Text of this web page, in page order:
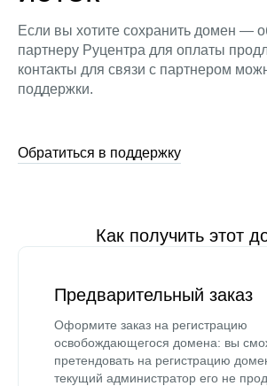
Если вы хотите сохранить домен —
партнеру Руцентра для оплаты
контакты для связи с партнером
поддержки.
Обратиться в поддержку
Как получить этот
Предварительный заказ
Оформите заказ на регистрацию
освобождающегося домена: вы
претендовать на регистрацию
текущий администратор его не